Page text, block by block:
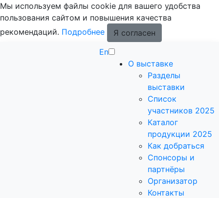
Мы используем файлы cookie для вашего удобства
пользования сайтом и повышения качества
рекомендаций. Подробнее
Я согласен
En
О выставке
Разделы
выставки
Список
участников 2025
Каталог
продукции 2025
Как добраться
Спонсоры и
партнёры
Организатор
Контакты